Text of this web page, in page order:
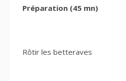
Préparation (45 mn)
Rôtir les betteraves